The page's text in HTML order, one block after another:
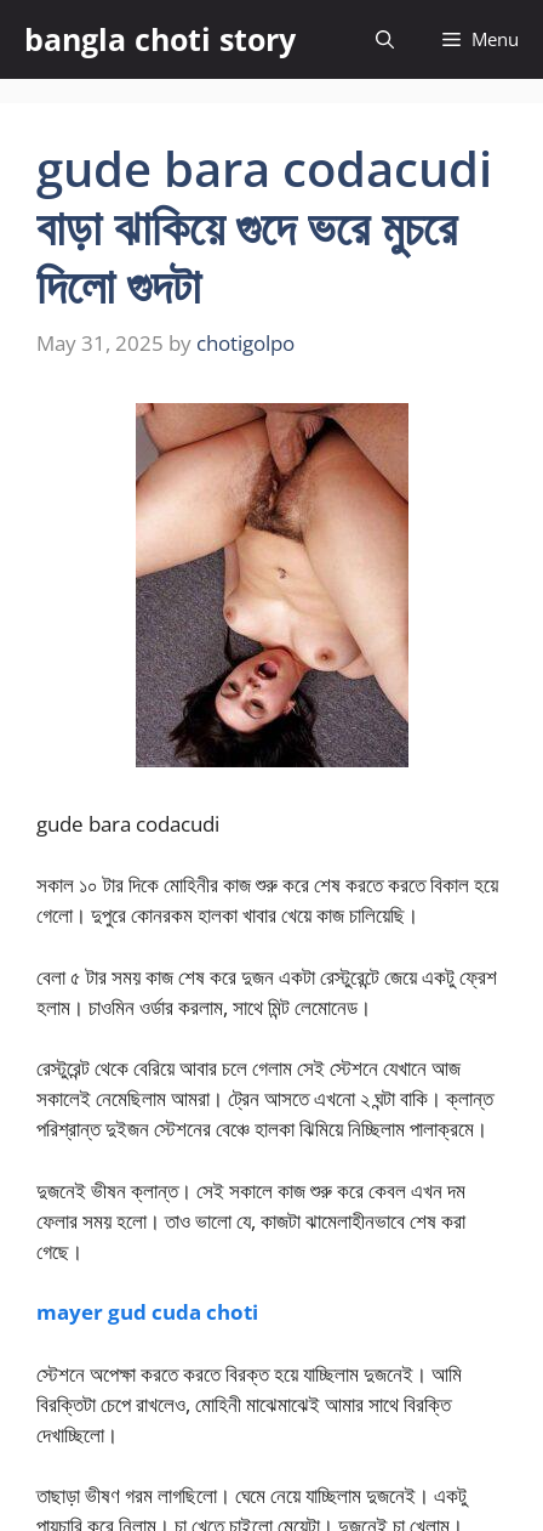
content
bangla choti story Menu
gude bara codacudi
বাড়া ঝাকিয়ে গুদে ভরে মুচরে
দিলো গুদটা
May 31, 2025 by chotigolpo
gude bara codacudi
সকাল ১০ টার দিকে মোহিনীর কাজ শুরু করে শেষ করতে করতে বিকাল হয়ে
গেলো। দুপুরে কোনরকম হালকা খাবার খেয়ে কাজ চালিয়েছি।
বেলা ৫ টার সময় কাজ শেষ করে দুজন একটা রেস্টুরেন্টে জেয়ে একটু ফ্রেশ
হলাম। চাওমিন ওর্ডার করলাম, সাথে মিন্ট লেমোনেড।
রেস্টুরেন্ট থেকে বেরিয়ে আবার চলে গেলাম সেই স্টেশনে যেখানে আজ
সকালেই নেমেছিলাম আমরা। ট্রেন আসতে এখনো ২ ঘন্টা বাকি। ক্লান্ত
পরিশ্রান্ত দুইজন স্টেশনের বেঞ্চে হালকা ঝিমিয়ে নিচ্ছিলাম পালাক্রমে।
দুজনেই ভীষন ক্লান্ত। সেই সকালে কাজ শুরু করে কেবল এখন দম
ফেলার সময় হলো। তাও ভালো যে, কাজটা ঝামেলাহীনভাবে শেষ করা
গেছে।
mayer gud cuda choti
স্টেশনে অপেক্ষা করতে করতে বিরক্ত হয়ে যাচ্ছিলাম দুজনেই। আমি
বিরক্তিটা চেপে রাখলেও, মোহিনী মাঝেমাঝেই আমার সাথে বিরক্তি
দেখাচ্ছিলো।
তাছাড়া ভীষণ গরম লাগছিলো। ঘেমে নেয়ে যাচ্ছিলাম দুজনেই। একটু